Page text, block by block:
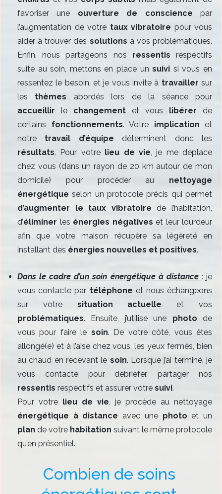
favoriser une ouverture de conscience par
l’augmentation de votre taux vibratoire pour vous
aider à trouver des solutions à vos problématiques.
Enfin, nous partageons nos ressentisrespectifs
suite au soin, mettons en place unsuivi si vous en
ressentez le besoin, et je vous invite à travailler sur
les thèmes abordés lors de la séance pour
accueillir le changement et vous libérer de
certains fonctionnements. Votre implication et
notre travail d’équipedéterminent donc les
résultats. Pour votre lieu de vie, je me déplace
chez vous (dans un rayon de 20 km autour de mon
domicile) pour procéder au nettoyage
énergétiqueselon un protocole précis qui permet
d’augmenter le taux vibratoirede l’habitation,
d’éliminer les énergies négatives et leur lourdeur
afin que votre maison récupère sa légèreté en
installant des énergies nouvelles et positives.
Dans le cadre d’un soin énergétique à distance : je
vous contacte par téléphone et nous échangeons
sur votre situation actuelle et vos
problématiques. Ensuite, j’utilise une photode
vous pour faire le soin. De votre côté, vous êtes
allongé(e) et à l’aise chez vous, les yeux fermés, bien
au chaud en recevant le soin. Lorsque j’ai terminé, je
vous contacte pour débriefer, partager nos
ressentis respectifs et assurer votre suivi.
Pour votre lieu de vie, je procède au nettoyage
énergétique à distance avec une photoet un
plan de votre habitation suivant le même protocole
qu’en présentiel.
Combien de soins